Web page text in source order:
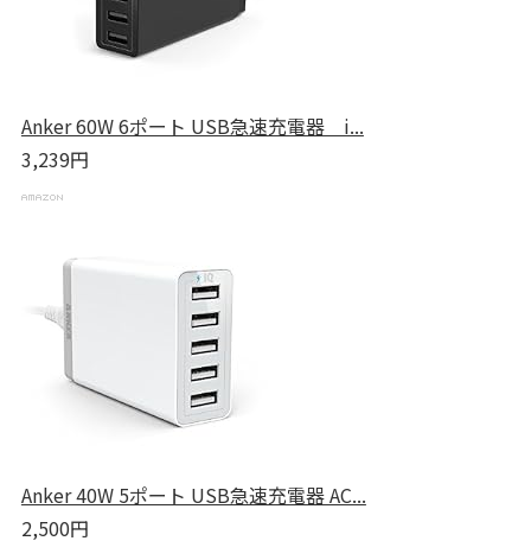
Anker 60W 6ポート USB急速充電器 i...
3,239円
Anker 40W 5ポート USB急速充電器 AC...
2,500円